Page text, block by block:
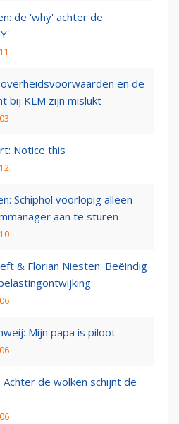
de 'why' achter de
en de
bij KLM zijn mislukt
Notice this
Schiphol voorlopig alleen
aan te sturen
& Florian Niesten: Beëindig
Mijn papa is piloot
Achter de wolken schijnt de